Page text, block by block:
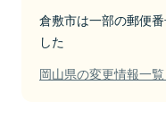
倉敷市は一部の郵便
した
岡山県の変更情報一